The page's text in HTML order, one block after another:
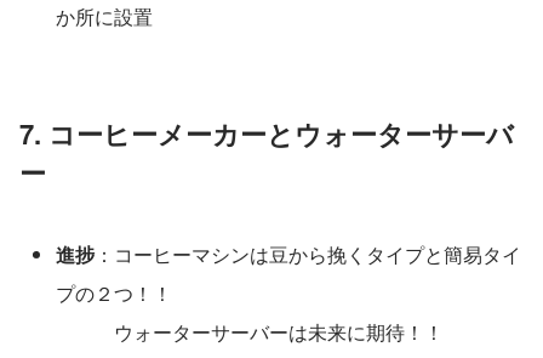
か所に設置
7. コーヒーメーカーとウォーターサーバ
ー
進捗：コーヒーマシンは豆から挽くタイプと簡易タイ
プの２つ！！
ウォーターサーバーは未来に期待！！